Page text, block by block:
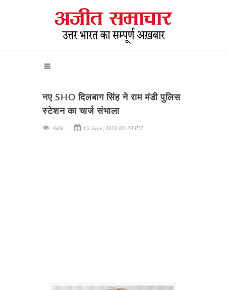
नए SHO दिलबाग सिंह ने राम मंडी पुलिस
स्टेशन का चार्ज संभाला
पंजाब 02 June, 2026 03:20 PM